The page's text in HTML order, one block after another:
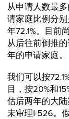
从申请人数最
请家庭比例分别
年72.1%。目前
从后往前倒推
年的申请家庭。
我们可以按
目，按20%和
估后两年的大
未审理I-526。